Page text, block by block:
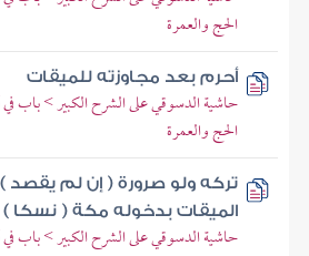
الحج والعمرة
أحرم بعد مجاوزته للميقات
حاشية الدسوقي على الشرح الكبير > باب
الحج والعمرة
تركه ولو صرورة ( إن لم يقصد
الميقات بدخوله مكة ( نسكا )
حاشية الدسوقي على الشرح الكبير > باب